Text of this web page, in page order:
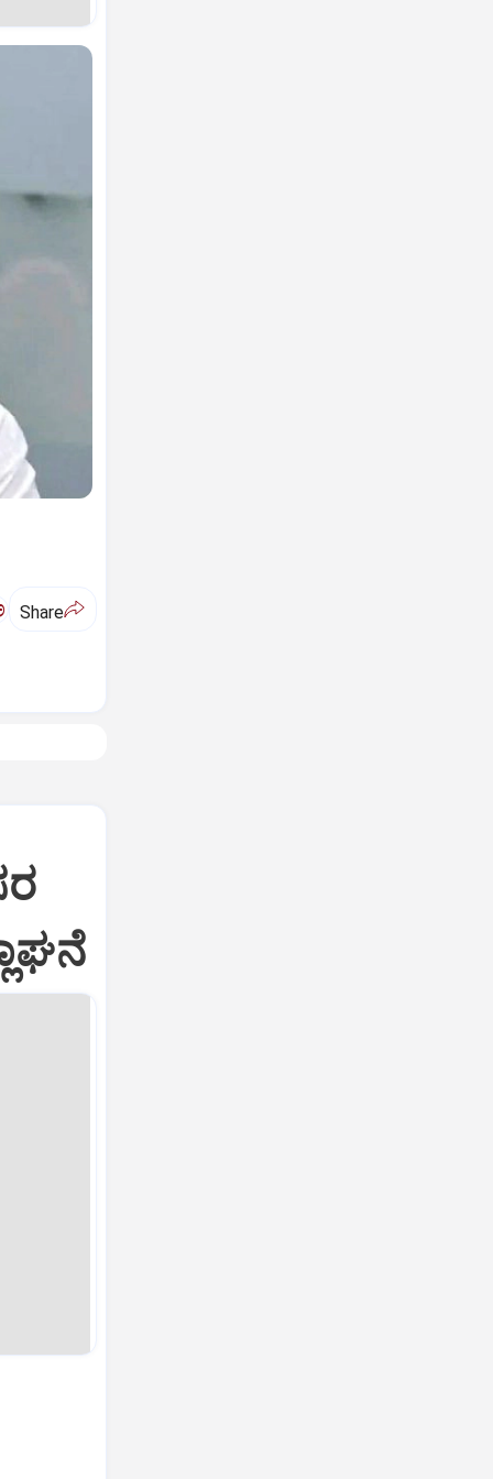
Share